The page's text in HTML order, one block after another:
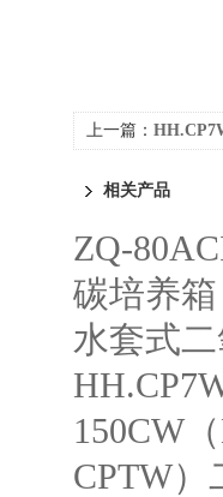
上一篇：
相关产品
ZQ-
碳培养箱
水套式
150CW
CPTW